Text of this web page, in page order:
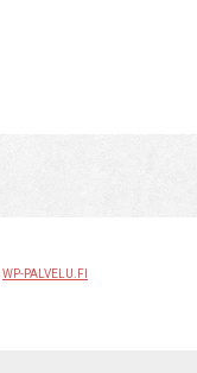
WP-PALVELU.FI